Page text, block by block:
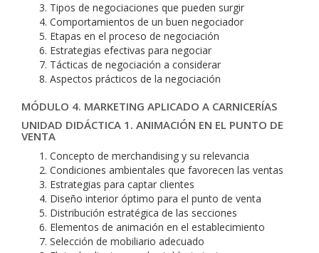
Tipos de negociaciones que pueden surgir
Comportamientos de un buen negociador
Etapas en el proceso de negociación
Estrategias efectivas para negociar
Tácticas de negociación a considerar
Aspectos prácticos de la negociación
MÓDULO 4. MARKETING APLICADO A CARNICERÍAS
UNIDAD DIDÁCTICA 1. ANIMACIÓN EN EL PUNTO DE
VENTA
Concepto de merchandising y su relevancia
Condiciones ambientales que favorecen las ventas
Estrategias para captar clientes
Diseño interior óptimo para el punto de venta
Distribución estratégica de las secciones
Elementos de animación en el establecimiento
Selección de mobiliario adecuado